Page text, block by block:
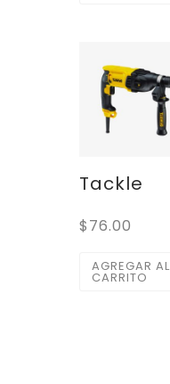
Tackle
$76.00
AGREGAR AL
CARRITO